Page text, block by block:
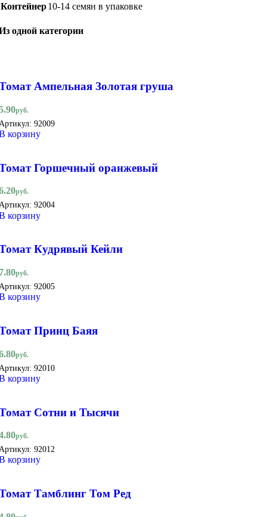
Контейнер10-14 семян в упаковке
одной категории
Ампельная Золотая груша
руб.
92009
корзину
Горшечный оранжевый
руб.
92004
корзину
Кудрявый Кейли
руб.
92005
корзину
Принц Баяя
руб.
92010
корзину
Сотни и Тысячи
руб.
92012
корзину
Тамблинг Том Ред